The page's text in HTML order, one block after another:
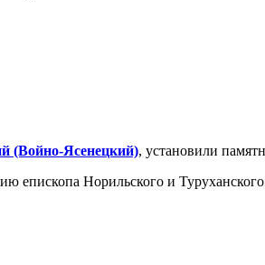
(Войно-Ясенецкий), установили
епископа Норильского и Туруханского